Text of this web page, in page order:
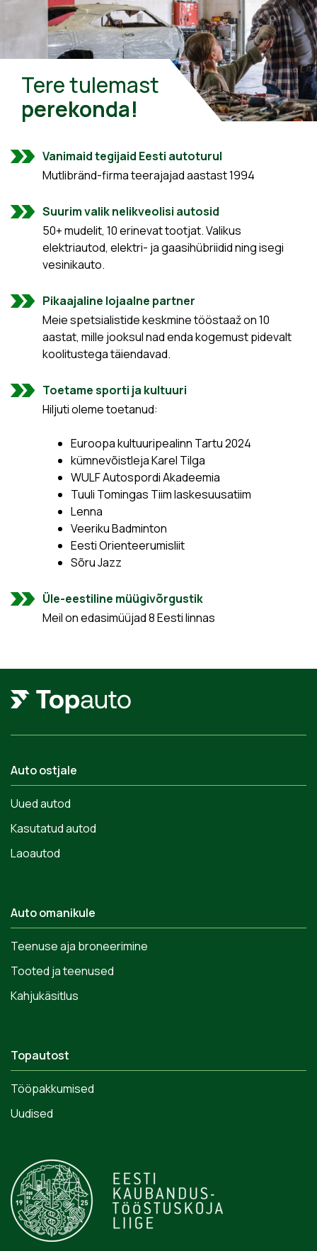
Tere tulemast
perekonda!
Vanimaid tegijaid Eesti autoturul
Mutlibränd-firma teerajajad aastast 1994
Suurim valik nelikveolisi autosid
50+ mudelit, 10 erinevat tootjat. Valikus
elektriautod, elektri- ja gaasihübriidid ning isegi
vesinikauto.
Pikaajaline lojaalne partner
Meie spetsialistide keskmine tööstaaž on 10
aastat, mille jooksul nad enda kogemust pidevalt
koolitustega täiendavad.
Toetame sporti ja kultuuri
Hiljuti oleme toetanud:
Euroopa kultuuripealinn Tartu 2024
kümnevõistleja Karel Tilga
WULF Autospordi Akadeemia
Tuuli Tomingas Tiim laskesuusatiim
Lenna
Veeriku Badminton
Eesti Orienteerumisliit
Sõru Jazz
Üle-eestiline müügivõrgustik
Meil on edasimüüjad 8 Eesti linnas
Auto ostjale
Uued autod
Kasutatud autod
Laoautod
Auto omanikule
Teenuse aja broneerimine
Tooted ja teenused
Kahjukäsitlus
Topautost
Tööpakkumised
Uudised